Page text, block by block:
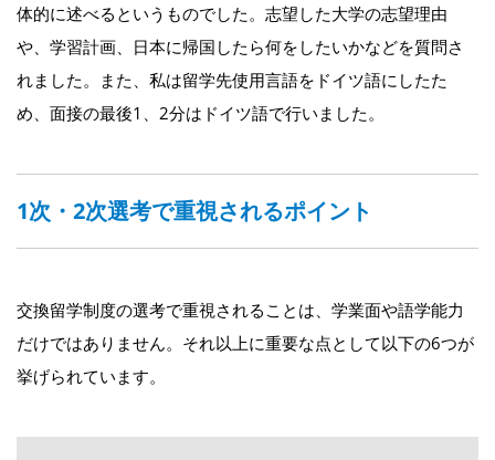
体的に述べるというものでした。志望した大学の志望理由
や、学習計画、日本に帰国したら何をしたいかなどを質問さ
れました。また、私は留学先使用言語をドイツ語にしたた
め、面接の最後1、2分はドイツ語で行いました。
1次・2次選考で重視されるポイント
交換留学制度の選考で重視されることは、学業面や語学能力
だけではありません。それ以上に重要な点として以下の6つが
挙げられています。